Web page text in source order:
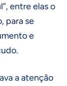
entre elas o
para se
e
a atenção